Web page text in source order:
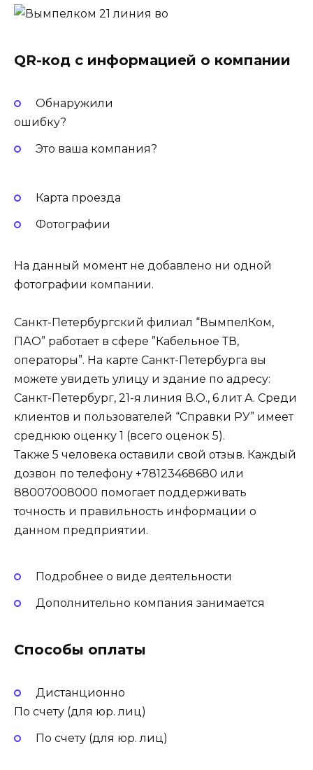
QR-код с информацией о компании
Обнаружили
ошибку?
Это ваша компания?
Карта проезда
Фотографии
На данный момент не добавлено ни одной
фотографии компании.
Санкт-Петербургский филиал “ВымпелКом,
ПАО” работает в сфере ”Кабельное ТВ,
операторы”. На карте Санкт-Петербурга вы
можете увидеть улицу и здание по адресу:
Санкт-Петербург, 21-я линия В.О., 6 лит А. Среди
клиентов и пользователей “Справки РУ” имеет
среднюю оценку 1 (всего оценок 5).
Также 5 человека оставили свой отзыв. Каждый
дозвон по телефону +78123468680 или
88007008000 помогает поддерживать
точность и правильность информации о
данном предприятии.
Подробнее о виде деятельности
Дополнительно компания занимается
Способы оплаты
Дистанционно
По счету (для юр. лиц)
По счету (для юр. лиц)